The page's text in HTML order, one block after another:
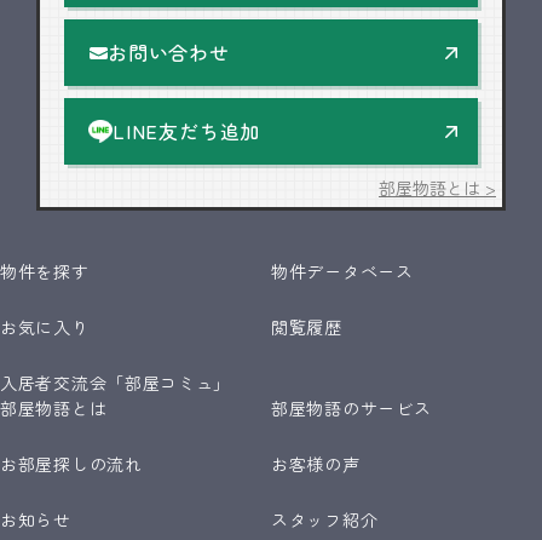
お問い合わせ
LINE友だち追加
部屋物語とは >
物件を探す 物件データベース
お気に入り 閲覧履歴
入居者交流会「部屋コミュ」
部屋物語とは
部屋物語のサービス
お部屋探しの流れ お客様の声
お知らせ スタッフ紹介